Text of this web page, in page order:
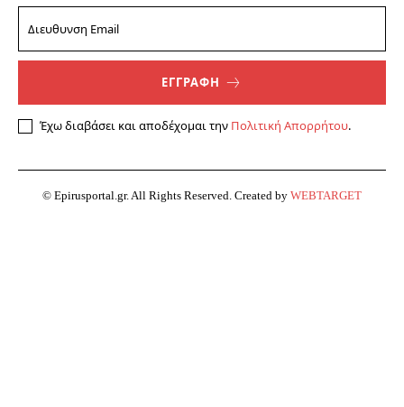
ΕΓΓΡΑΦΗ
Έχω διαβάσει και αποδέχομαι την Πολιτική Απορρήτου.
© Epirusportal.gr. All Rights Reserved. Created by WEBTARGET